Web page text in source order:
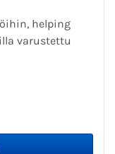
helping
varustettu